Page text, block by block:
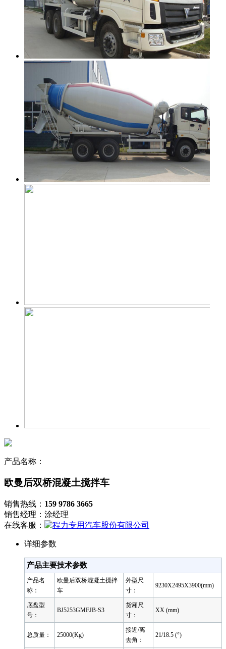
产品名称：
欧曼后双桥混凝土搅拌车
销售热线： 159 9786 3665
销售经理：涂经理
在线客服：
详细参数
产品主要技术参数
产品名
称：
欧曼后双桥混凝土搅拌
车
外型尺
寸：
9230X2495X3900(mm)
底盘型
号：
BJ5253GMFJB-S3
货厢尺
寸：
XX (mm)
总质量： 25000(Kg)
接近/离
去角：
21/18.5 (°)